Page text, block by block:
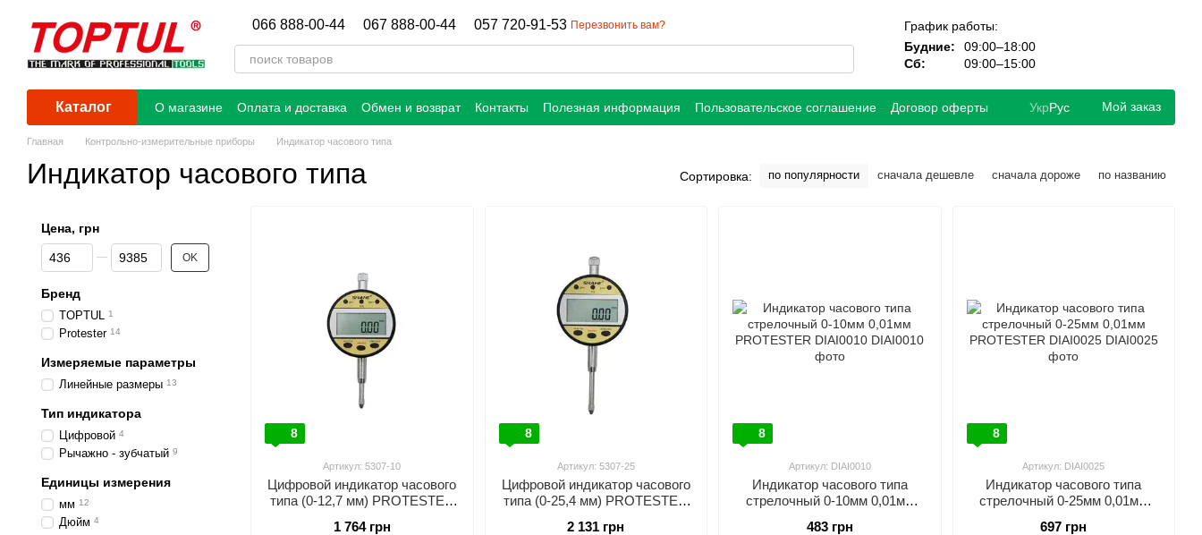
066 888-00-44 067 888-00-44 057 720-91-53 Перезвонить вам?
График работы:
Будние:
09:00–18:00
Сб:
09:00–15:00
Каталог О магазине Оплата и доставка Обмен и возврат Контакты Полезная информация Пользовательское соглашение Договор оферты УкрРус Мой заказ
Главная Контрольно-измерительные приборы Индикатор часового типа
Индикатор часового типа Сортировка: по популярности сначала дешевле сначала дороже по названию
8
Артикул: 5307-10
Цифровой индикатор часового
типа (0-12,7 мм) PROTESTER
1 764 грн
8
Артикул: 5307-25
Цифровой индикатор часового
типа (0-25,4 мм) PROTESTER
2 131 грн
8
Артикул: DIAI0010
Индикатор часового типа
стрелочный 0-10мм 0,01мм
483 грн
8
Артикул: DIAI0025
Индикатор часового типа
стрелочный 0-25мм 0,01мм
697 грн
Цена, грн
От Цена, грн
До Цена, грн OK
Бренд
TOPTUL 1
Protester 14
Измеряемые параметры
Линейные размеры 13
Тип индикатора
Цифровой 4
Рычажно - зубчатый 9
Единицы измерения
мм 12
Дюйм 4